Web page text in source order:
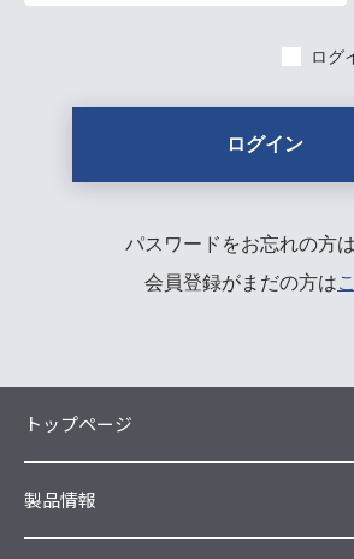
ログ
パスワードをお忘れの方は
会員登録がまだの方は
トップページ
製品情報